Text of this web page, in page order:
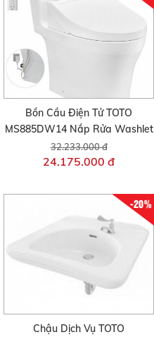
Bồn Cầu Điện Tử TOTO
MS885DW14 Nắp Rửa Washlet
32.233.000 đ
24.175.000 đ
-20%
Chậu Dịch Vụ TOTO